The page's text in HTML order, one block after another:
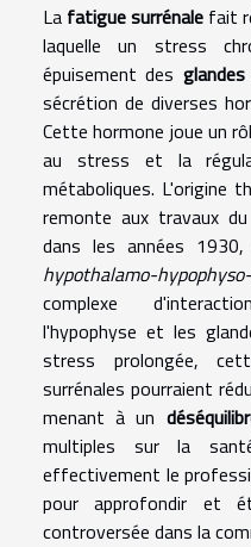
La fatigue surrénale fait
laquelle un stress
épuisement des
sécrétion de diverses
Cette hormone joue un
au stress et la
métaboliques. L'origine
remonte aux travaux
dans les années
hypothalamo-
complexe
l'hypophyse et les
stress prolongée,
surrénales pourraient
menant à un
multiples sur la
effectivement le
pour approfondir et
controversée dans la